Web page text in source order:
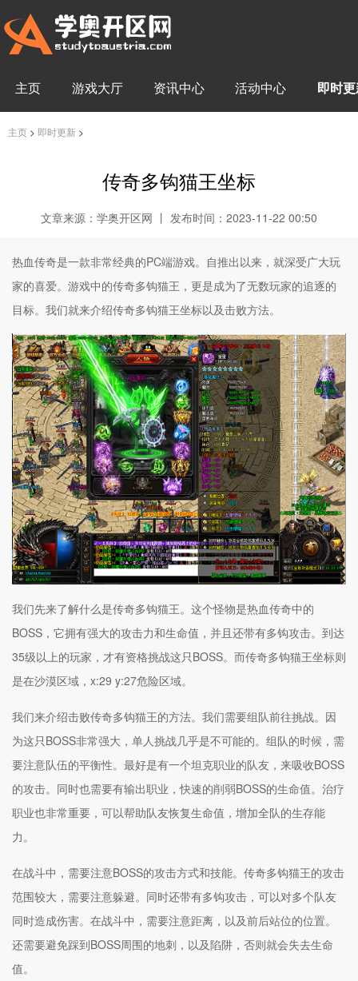
主页 游戏大厅 资讯中心 活动中心 即时
主页 > 即时更新 >
传奇多钩猫王坐标
文章来源：学奥开区网 丨 发布时间：2023-11-22 00:50
热血传奇是一款非常经典的PC端游戏。自推出以来，就深受广大玩
家的喜爱。游戏中的传奇多钩猫王，更是成为了无数玩家的追逐的
目标。我们就来介绍传奇多钩猫王坐标以及击败方法。
我们先来了解什么是传奇多钩猫王。这个怪物是热血传奇中的
BOSS，它拥有强大的攻击力和生命值，并且还带有多钩攻击。到达
35级以上的玩家，才有资格挑战这只BOSS。而传奇多钩猫王坐标则
是在沙漠区域，x:29 y:27危险区域。
我们来介绍击败传奇多钩猫王的方法。我们需要组队前往挑战。因
为这只BOSS非常强大，单人挑战几乎是不可能的。组队的时候，需
要注意队伍的平衡性。最好是有一个坦克职业的队友，来吸收BOSS
的攻击。同时也需要有输出职业，快速的削弱BOSS的生命值。治疗
职业也非常重要，可以帮助队友恢复生命值，增加全队的生存能
力。
在战斗中，需要注意BOSS的攻击方式和技能。传奇多钩猫王的攻击
范围较大，需要注意躲避。同时还带有多钩攻击，可以对多个队友
同时造成伤害。在战斗中，需要注意距离，以及前后站位的位置。
还需要避免踩到BOSS周围的地刺，以及陷阱，否则就会失去生命
值。